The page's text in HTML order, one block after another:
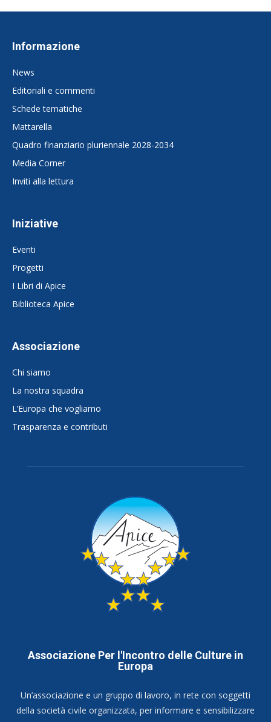
Informazione
News
Editoriali e commenti
Schede tematiche
Mattarella
Quadro finanziario pluriennale 2028-2034
Media Corner
Inviti alla lettura
Iniziative
Eventi
Progetti
I Libri di Apice
Biblioteca Apice
Associazione
Chi siamo
La nostra squadra
L’Europa che vogliamo
Trasparenza e contributi
Associazione Per l'Incontro delle Culture in
Europa
Un’associazione e un gruppo di lavoro, in rete con soggetti
della società civile organizzata, per informare e sensibilizzare